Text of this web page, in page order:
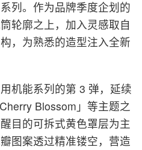
列。作为品牌季度企划的
轮廓之上，加入灵感取自
，为熟悉的造型注入全新
机能系列的第 3 弹，延续
Blossom」等主题之
目的可拆式黄色罩层为主
图案透过精准镂空，营造